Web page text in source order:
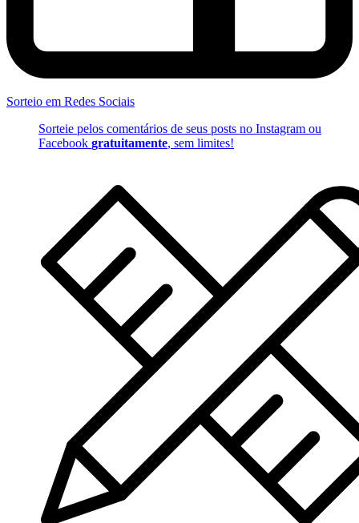
Sorteio em Redes Sociais
Sorteie pelos comentários de seus posts no Instagram ou
Facebook gratuitamente, sem limites!